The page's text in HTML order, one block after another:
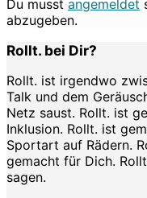
Du musst angemeldet
abzugeben.
Rollt. bei Dir?
Rollt. ist irgendwo
Talk und dem
Netz saust. Rollt. ist
Inklusion. Rollt. ist
Sportart auf Rädern.
gemacht für Dich.
sagen.